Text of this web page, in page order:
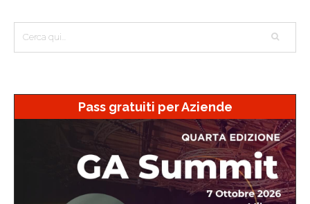
Pass gratuiti per Aziende